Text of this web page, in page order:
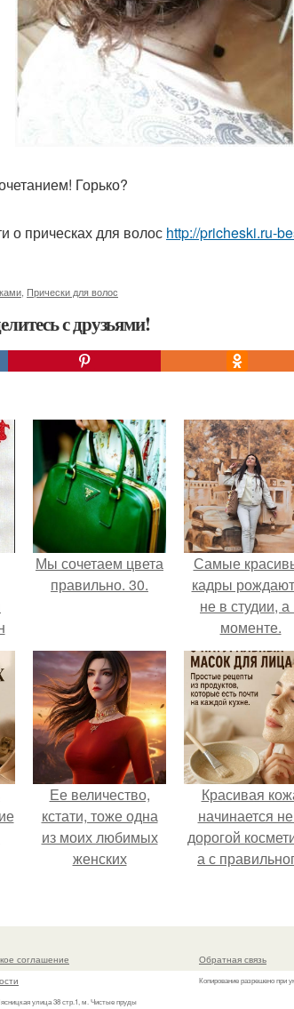
Горько?
о прическах для волос http://pricheski.ru-
Прически для волос
с друзьями!
Мы сочетаем цвета
правильно. 30.
Самые
кадры
не в студии, а
моменте.
Ее величество,
кстати, тоже одна
из моих любимых
женских
Красивая
начинается
дорогой
а с
соглашение
улица 38 стр.1, м. Чистые пруды
Обратная связь
Копирование разрешено при